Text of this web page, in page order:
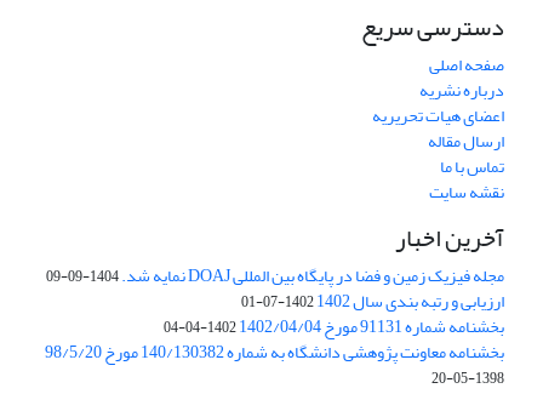
دسترسی سریع
صفحه اصلی
درباره نشریه
اعضای هیات تحریریه
ارسال مقاله
تماس با ما
نقشه سایت
آخرین اخبار
مجله فیزیک زمین و فضا در پایگاه بین المللی DOAJ نمایه شد. 1404-09-09
ارزیابی و رتبه بندی سال 1402 1402-07-01
بخشنامه شماره 91131 مورخ 1402/04/04 1402-04-04
بخشنامه معاونت پژوهشی دانشگاه به شماره 140/130382 مورخ 98/5/20
1398-05-20